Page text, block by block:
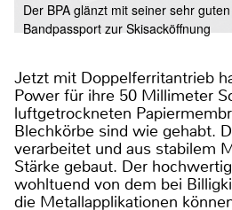
Der BPA glänzt mit seiner sehr
Bandpassport zur Skisacköffnung
Jetzt mit Doppelferritantrieb
Power für ihre 50 Millimeter
luftgetrockneten
Blechkörbe sind wie gehabt.
verarbeitet und aus stabilem
Stärke gebaut. Der
wohltuend von dem bei
die Metallapplikationen